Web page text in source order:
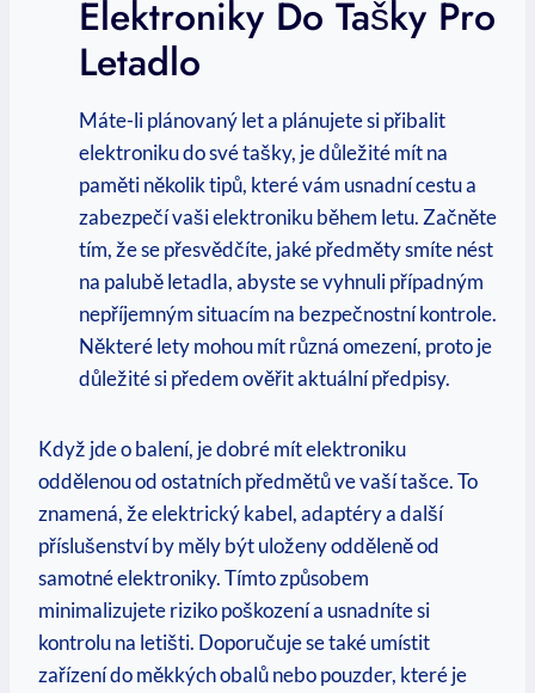
Elektroniky Do Tašky Pro
Letadlo
Máte-li plánovaný let a ​plánujete si přibalit
elektroniku do své‌ tašky, je ⁤důležité mít na
paměti několik tipů, které vám usnadní cestu a
zabezpečí vaši elektroniku během letu. Začněte
tím, že se přesvědčíte, jaké předměty smíte nést
na palubě letadla, abyste se vyhnuli případným
nepříjemným situacím na bezpečnostní kontrole.
Některé lety mohou mít různá omezení,​ proto je
důležité‍ si předem ověřit aktuální předpisy.
Když jde o balení, je dobré mít elektroniku⁣
oddělenou⁤ od ostatních ⁤předmětů ve vaší‌ tašce. To
znamená, že elektrický ⁤kabel, adaptéry a další⁣
příslušenství by měly být uloženy ‍odděleně od
samotné elektroniky. Tímto způsobem​
minimalizujete riziko poškození a⁢ usnadníte si
kontrolu na letišti. Doporučuje se ‍také umístit
zařízení do měkkých obalů nebo pouzder, které ⁢je